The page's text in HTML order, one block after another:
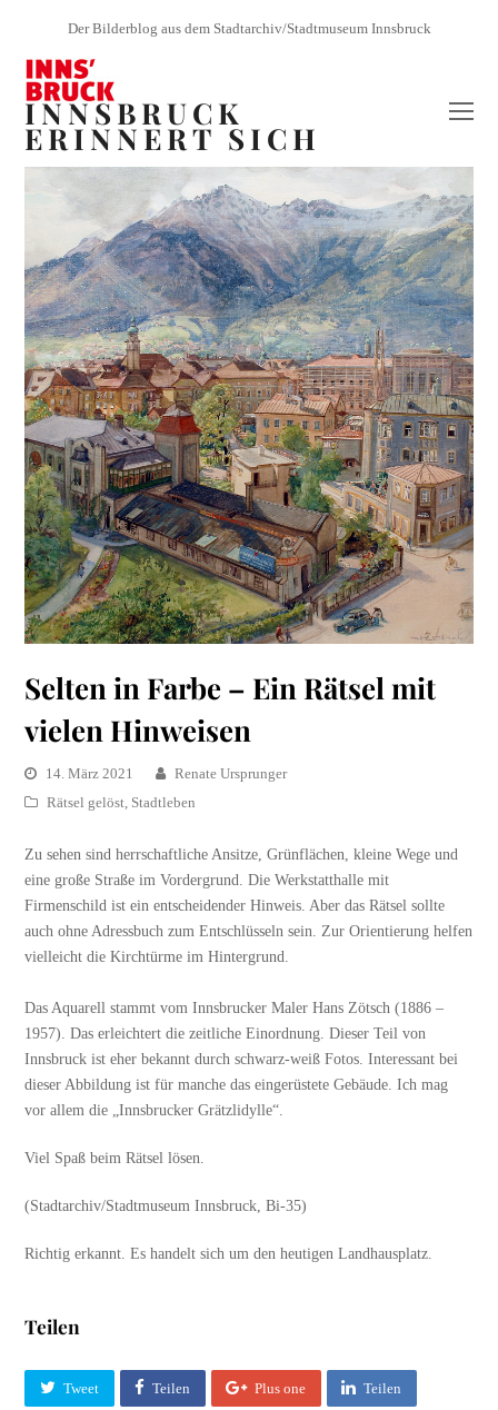
Der Bilderblog aus dem Stadtarchiv/Stadtmuseum Innsbruck
INNSBRUCK
ERINNERT SICH
Selten in Farbe – Ein Rätsel mit
vielen Hinweisen
14. März 2021
Renate Ursprunger
Rätsel gelöst Stadtleben
Zu sehen sind herrschaftliche Ansitze, Grünflächen, kleine Wege und
eine große Straße im Vordergrund. Die Werkstatthalle mit
Firmenschild ist ein entscheidender Hinweis. Aber das Rätsel sollte
auch ohne Adressbuch zum Entschlüsseln sein. Zur Orientierung helfen
vielleicht die Kirchtürme im Hintergrund.
Das Aquarell stammt vom Innsbrucker Maler Hans Zötsch (1886 –
1957). Das erleichtert die zeitliche Einordnung. Dieser Teil von
Innsbruck ist eher bekannt durch schwarz-weiß Fotos. Interessant bei
dieser Abbildung ist für manche das eingerüstete Gebäude. Ich mag
vor allem die „Innsbrucker Grätzlidylle“.
Viel Spaß beim Rätsel lösen.
(Stadtarchiv/Stadtmuseum Innsbruck, Bi-35)
Richtig erkannt. Es handelt sich um den heutigen Landhausplatz.
Teilen
Tweet Teilen Plus one Teilen